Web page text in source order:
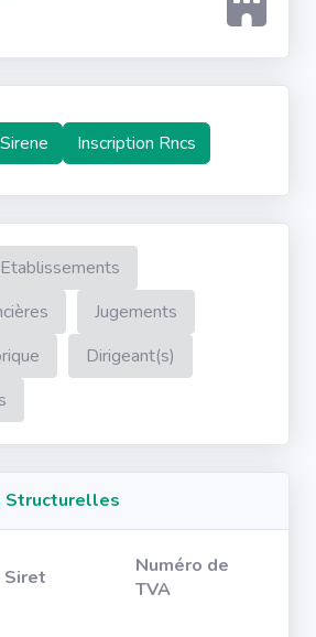
Inscription Rncs
Etablissements
Jugements
Dirigeant(s)
Structurelles
Siret
Numéro de
TVA